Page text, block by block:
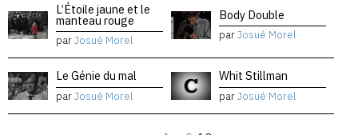
L’Étoile jaune et le
manteau rouge
parJosué Morel
Body Double
parJosué Morel
Le Génie du mal
parJosué Morel
Whit Stillman
parJosué Morel